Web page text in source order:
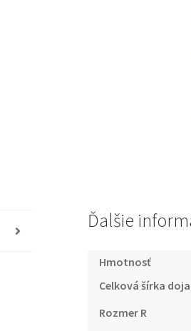
Ďalšie
Hmotnosť
Celková šírka
Rozmer R